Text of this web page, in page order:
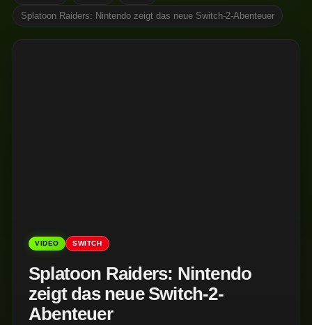
Splatoon Raiders: Nintendo zeigt das neue Switch-2-Abenteuer
VIDEO SWITCH
Splatoon Raiders: Nintendo
zeigt das neue Switch-2-
Abenteuer